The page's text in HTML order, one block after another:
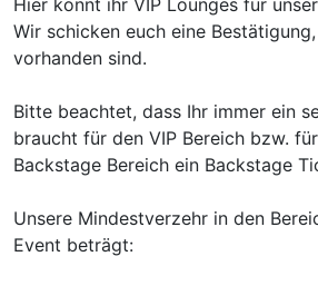
Hier könnt ihr VIP Lounges für
Wir schicken euch eine
vorhanden sind.
Bitte beachtet, dass Ihr immer ein
braucht für den VIP Bereich bzw.
Backstage Bereich ein Backstage
Unsere Mindestverzehr in den
Event beträgt: